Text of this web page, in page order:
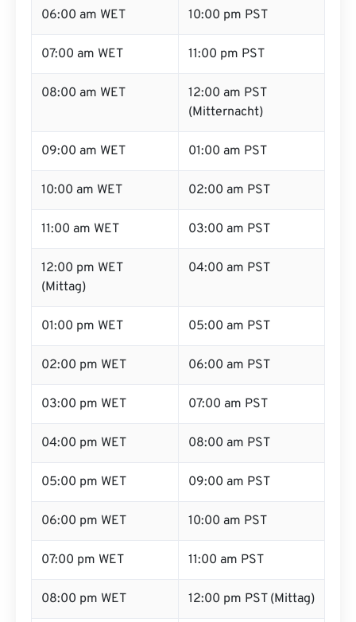
06:00 am WET 10:00 pm PST
07:00 am WET 11:00 pm PST
08:00 am WET
12:00 am PST
(Mitternacht)
09:00 am WET 01:00 am PST
10:00 am WET 02:00 am PST
11:00 am WET 03:00 am PST
12:00 pm WET
(Mittag)
04:00 am PST
01:00 pm WET 05:00 am PST
02:00 pm WET 06:00 am PST
03:00 pm WET 07:00 am PST
04:00 pm WET 08:00 am PST
05:00 pm WET 09:00 am PST
06:00 pm WET 10:00 am PST
07:00 pm WET 11:00 am PST
08:00 pm WET 12:00 pm PST (Mittag)